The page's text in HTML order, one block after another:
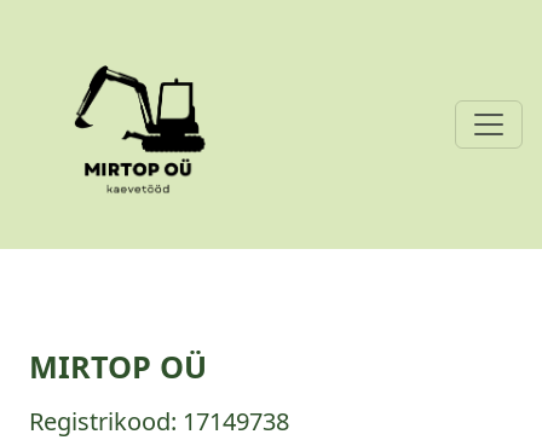
MIRTOP OÜ
Registrikood: 17149738